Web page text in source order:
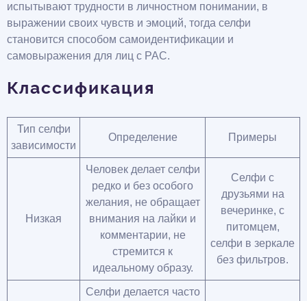
испытывают трудности в личностном понимании, в
выражении своих чувств и эмоций, тогда селфи
становится способом самоидентификации и
самовыражения для лиц с РАС.
Классификация
Тип селфи
зависимости
Определение Примеры
Низкая
Человек делает селфи
редко и без особого
желания, не обращает
внимания на лайки и
комментарии, не
стремится к
идеальному образу.
Селфи с
друзьями на
вечеринке, с
питомцем,
селфи в зеркале
без фильтров.
Селфи делается часто